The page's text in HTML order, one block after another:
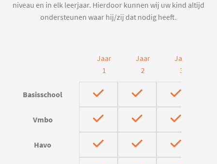
niveau en in elk leerjaar. Hierdoor kunnen wij uw kind altijd
ondersteunen waar hij/zij dat nodig heeft.
Jaar
1
Jaar
2
Jaar
3
Basisschool
Vmbo
Havo